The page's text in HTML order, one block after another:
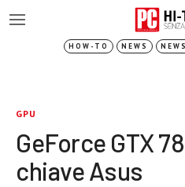
HOW-TO NEWS
GPU
GeForce GTX
chiave Asus